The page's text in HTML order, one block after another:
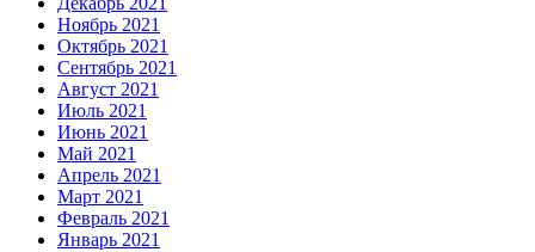
Ноябрь 2021
Октябрь 2021
Сентябрь 2021
Август 2021
Июль 2021
Июнь 2021
Май 2021
Апрель 2021
Март 2021
Февраль 2021
Январь 2021